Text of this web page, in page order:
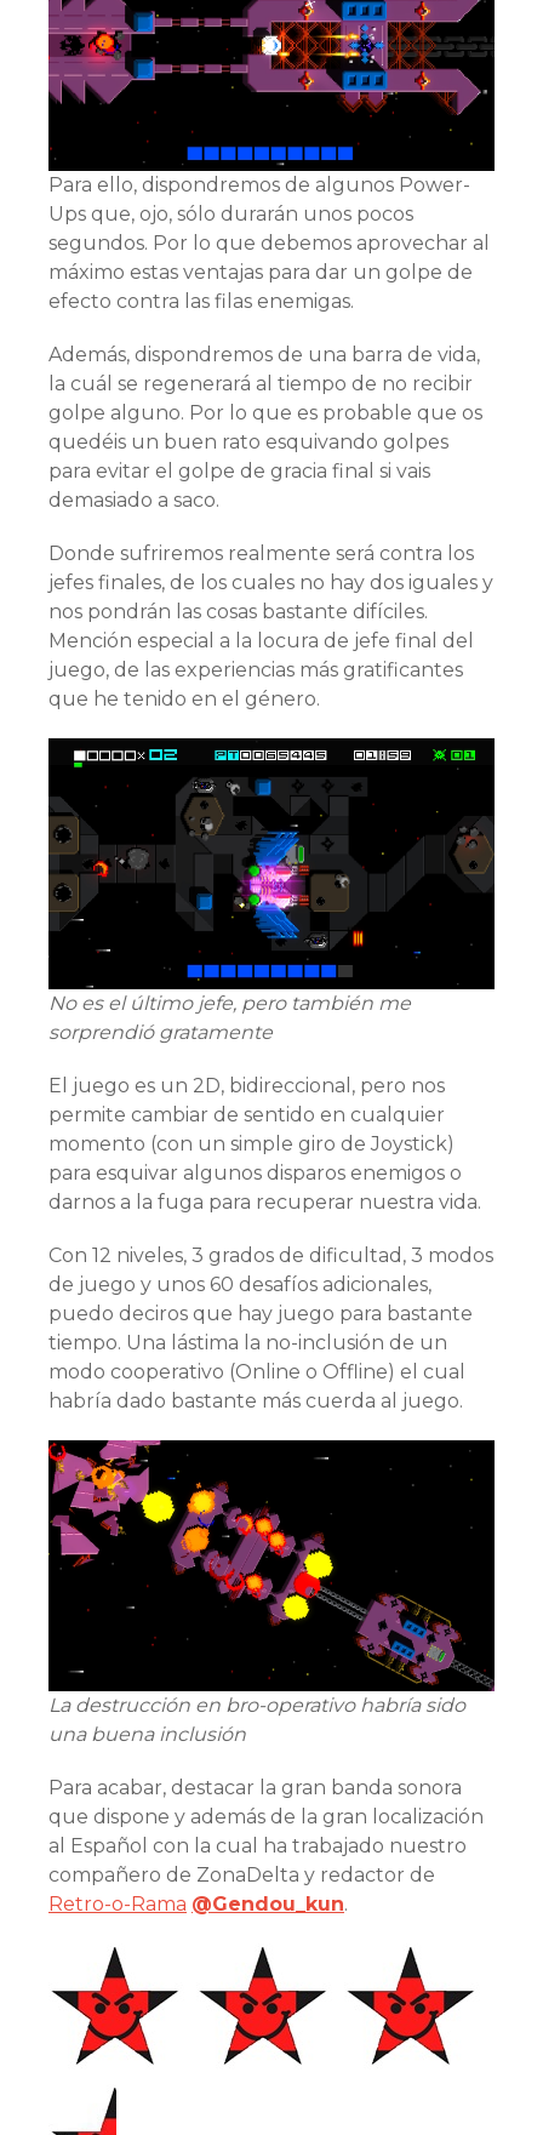
Para ello, dispondremos de algunos Power-
Ups que, ojo, sólo durarán unos pocos
segundos. Por lo que debemos aprovechar al
máximo estas ventajas para dar un golpe de
efecto contra las filas enemigas.
Además, dispondremos de una barra de vida,
la cuál se regenerará al tiempo de no recibir
golpe alguno. Por lo que es probable que os
quedéis un buen rato esquivando golpes
para evitar el golpe de gracia final si vais
demasiado a saco.
Donde sufriremos realmente será contra los
jefes finales, de los cuales no hay dos iguales y
nos pondrán las cosas bastante difíciles.
Mención especial a la locura de jefe final del
juego, de las experiencias más gratificantes
que he tenido en el género.
No es el último jefe, pero también me
sorprendió gratamente
El juego es un 2D, bidireccional, pero nos
permite cambiar de sentido en cualquier
momento (con un simple giro de Joystick)
para esquivar algunos disparos enemigos o
darnos a la fuga para recuperar nuestra vida.
Con 12 niveles, 3 grados de dificultad, 3 modos
de juego y unos 60 desafíos adicionales,
puedo deciros que hay juego para bastante
tiempo. Una lástima la no-inclusión de un
modo cooperativo (Online o Offline) el cual
habría dado bastante más cuerda al juego.
La destrucción en bro-operativo habría sido
una buena inclusión
Para acabar, destacar la gran banda sonora
que dispone y además de la gran localización
al Español con la cual ha trabajado nuestro
compañero de ZonaDelta y redactor de
Retro-o-Rama @Gendou_kun.